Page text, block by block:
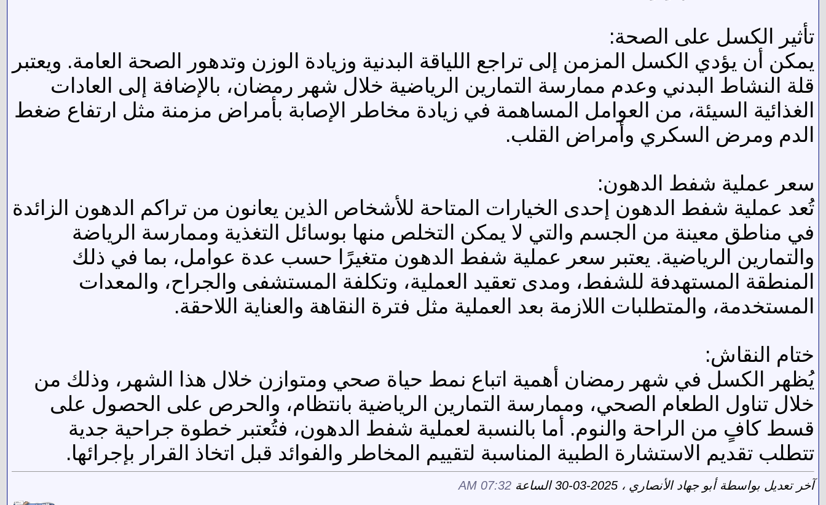
تأثير الكسل على الصحة:
يمكن أن يؤدي الكسل المزمن إلى تراجع اللياقة البدنية وزيادة الوزن وتدهور الصحة العامة. ويعتبر
قلة النشاط البدني وعدم ممارسة التمارين الرياضية خلال شهر رمضان، بالإضافة إلى العادات
الغذائية السيئة، من العوامل المساهمة في زيادة مخاطر الإصابة بأمراض مزمنة مثل ارتفاع ضغط
الدم ومرض السكري وأمراض القلب.
سعر عملية شفط الدهون:
تُعد عملية شفط الدهون إحدى الخيارات المتاحة للأشخاص الذين يعانون من تراكم الدهون الزائدة
في مناطق معينة من الجسم والتي لا يمكن التخلص منها بوسائل التغذية وممارسة الرياضة
والتمارين الرياضية. يعتبر سعر عملية شفط الدهون متغيرًا حسب عدة عوامل، بما في ذلك
المنطقة المستهدفة للشفط، ومدى تعقيد العملية، وتكلفة المستشفى والجراح، والمعدات
المستخدمة، والمتطلبات اللازمة بعد العملية مثل فترة النقاهة والعناية اللاحقة.
ختام النقاش:
يُظهر الكسل في شهر رمضان أهمية اتباع نمط حياة صحي ومتوازن خلال هذا الشهر، وذلك من
خلال تناول الطعام الصحي، وممارسة التمارين الرياضية بانتظام، والحرص على الحصول على
قسط كافٍ من الراحة والنوم. أما بالنسبة لعملية شفط الدهون، فتُعتبر خطوة جراحية جدية
تتطلب تقديم الاستشارة الطبية المناسبة لتقييم المخاطر والفوائد قبل اتخاذ القرار بإجرائها.
آخر تعديل بواسطة أبو جهاد الأنصاري ، 2025-03-30 الساعة 07:32 AM